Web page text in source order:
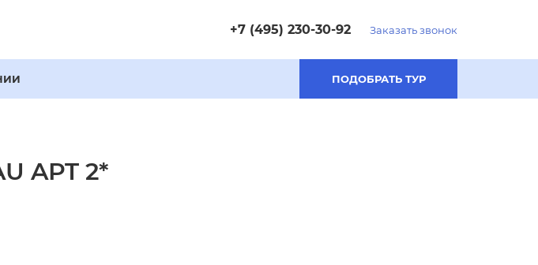
+7 (495) 230-30-92 Заказать звонок
ПОДОБРАТЬ ТУР
APT 2*